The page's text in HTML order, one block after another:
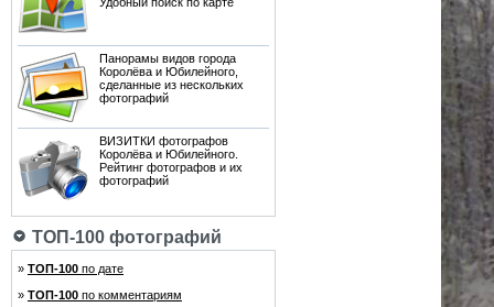
Панорамы видов города
Королёва и Юбилейного,
сделанные из нескольких
фотографий
ВИЗИТКИ фотографов
Королёва и Юбилейного.
Рейтинг фотографов и их
фотографий
ТОП-100 фотографий
» ТОП-100 по дате
» ТОП-100 по комментариям